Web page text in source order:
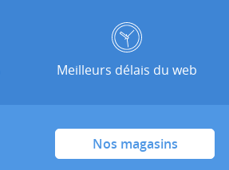
Meilleurs délais du web
Nos magasins